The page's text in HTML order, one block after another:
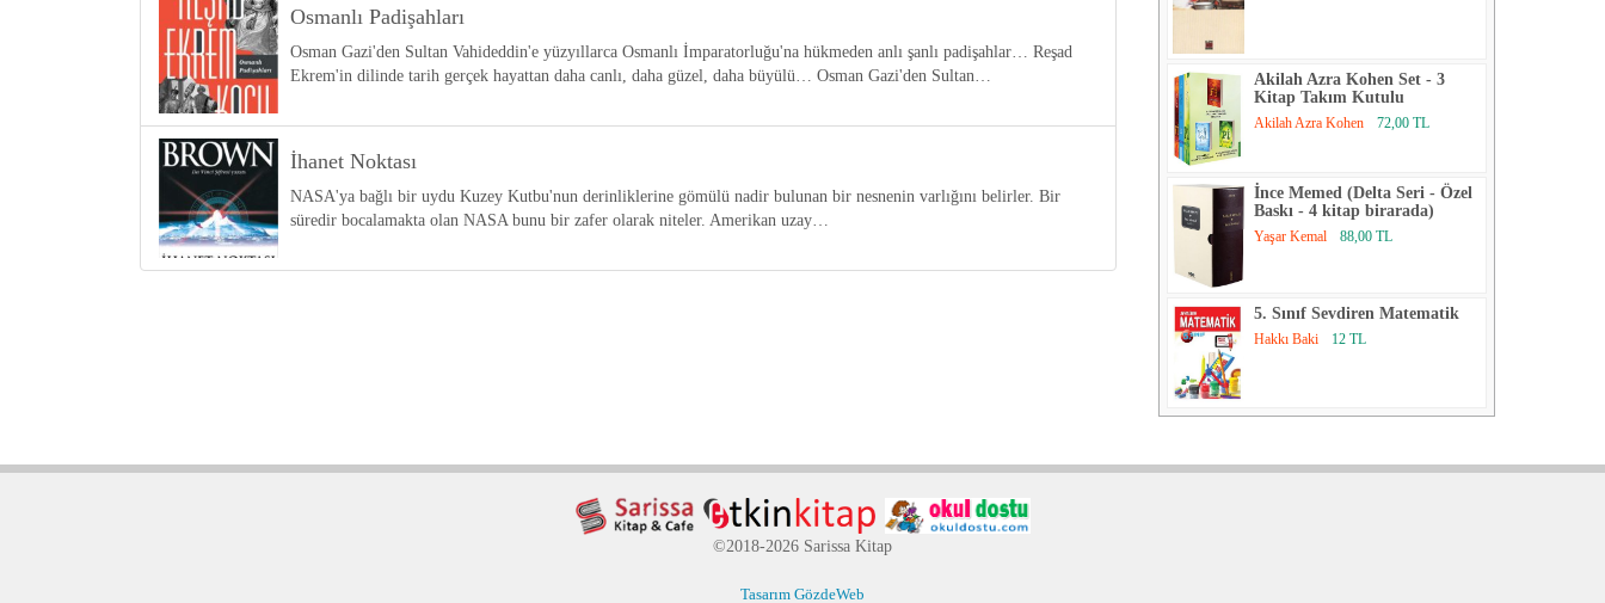
Osmanlı Padişahları
Osman Gazi'den Sultan Vahideddin'e yüzyıllarca Osmanlı İmparatorluğu'na hükmeden anlı şanlı padişahlar… Reşad
Ekrem'in dilinde tarih gerçek hayattan daha canlı, daha güzel, daha büyülü… Osman Gazi'den Sultan…
İhanet Noktası
NASA'ya bağlı bir uydu Kuzey Kutbu'nun derinliklerine gömülü nadir bulunan bir nesnenin varlığını belirler. Bir
süredir bocalamakta olan NASA bunu bir zafer olarak niteler. Amerikan uzay…
Akilah Azra Kohen Set - 3
Kitap Takım Kutulu
Akilah Azra Kohen 72,00 TL
İnce Memed (Delta Seri - Özel
Baskı - 4 kitap birarada)
Yaşar Kemal 88,00 TL
5. Sınıf Sevdiren Matematik
Hakkı Baki 12 TL
©2018-2026 Sarissa Kitap
Tasarım GözdeWeb